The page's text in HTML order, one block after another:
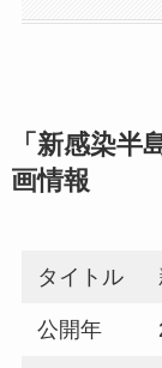
「新感染
画情報
タイトル
公開年